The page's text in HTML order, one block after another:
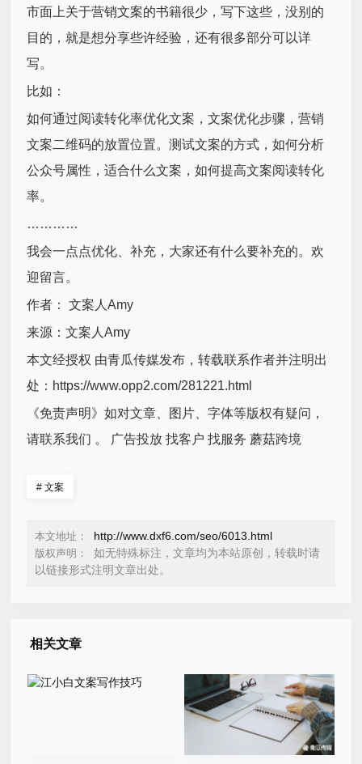
市面上关于营销文案的书籍很少，写下这些，没别的
目的，就是想分享些许经验，还有很多部分可以详
写。
比如：
如何通过阅读转化率优化文案，文案优化步骤，营销
文案二维码的放置位置。测试文案的方式，如何分析
公众号属性，适合什么文案，如何提高文案阅读转化
率。
…………
我会一点点优化、补充，大家还有什么要补充的。欢
迎留言。
作者： 文案人Amy
来源：文案人Amy
本文经授权 由青瓜传媒发布，转载联系作者并注明出
处：https://www.opp2.com/281221.html
《免责声明》如对文章、图片、字体等版权有疑问，
请联系我们 。 广告投放 找客户 找服务 蘑菇跨境
# 文案
本文地址： http://www.dxf6.com/seo/6013.html
版权声明：
如无特殊标注，文章均为本站原创，转载时请
以链接形式注明文章出处。
相关文章